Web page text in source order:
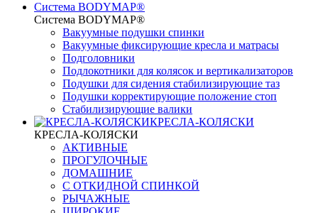
Система BODYMAP®
Система BODYMAP®
Вакуумные подушки спинки
Вакуумные фиксирующие кресла и матрасы
Подголовники
Подлокотники для колясок и вертикализаторов
Подушки для сидения стабилизирующие таз
Подушки корректирующие положение стоп
Стабилизирующие валики
КРЕСЛА-КОЛЯСКИ
КРЕСЛА-КОЛЯСКИ
АКТИВНЫЕ
ПРОГУЛОЧНЫЕ
ДОМАШНИЕ
С ОТКИДНОЙ СПИНКОЙ
РЫЧАЖНЫЕ